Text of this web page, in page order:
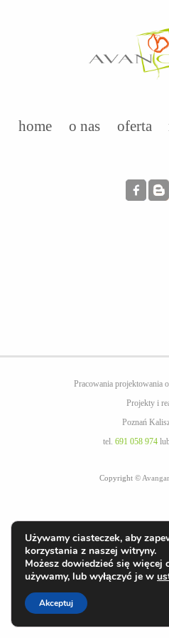
home o nas oferta
Pracowania projektowania
Projekty i
Poznań
tel. 691 058 974
Copyright ©
Używamy ciasteczek, aby
korzystania z naszej witryny.
Możesz dowiedzieć się więcej
używamy, lub wyłączyć je w
Akceptuj